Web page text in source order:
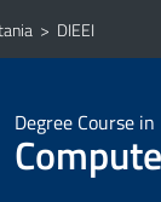
> DIEEI
Degree Course in